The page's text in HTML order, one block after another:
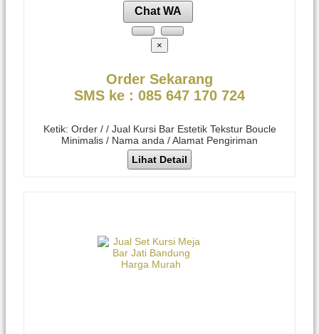
Chat WA
×
Order Sekarang
SMS ke : 085 647 170 724
Ketik: Order / / Jual Kursi Bar Estetik Tekstur Boucle
Minimalis / Nama anda / Alamat Pengiriman
Lihat Detail